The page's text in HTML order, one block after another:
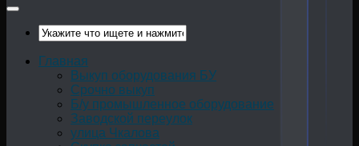
Главная
Выкуп оборудования БУ
Срочно выкуп
Б/у промышленное оборудование
Заводской переулок
улица Чкалова